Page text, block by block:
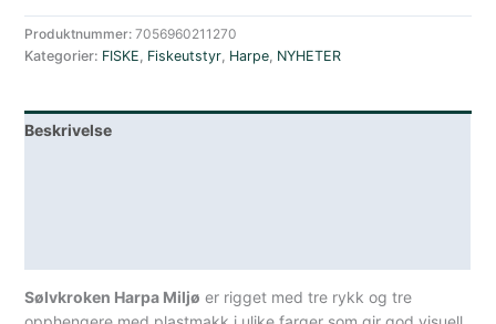
Håndsnøre
Sjøfiske
Tre
antall
Produktnummer:7056960211270
Kategorier: FISKE, Fiskeutstyr, Harpe, NYHETER
Beskrivelse
Sølvkroken Harpa Miljø er rigget med tre rykk og tre